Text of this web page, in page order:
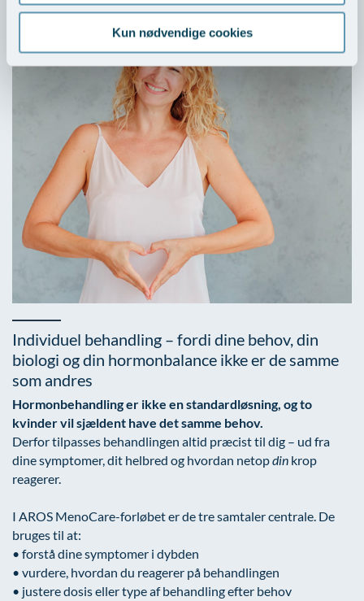
Kun nødvendige cookies
Individuel behandling – fordi dine behov, din
biologi og din hormonbalance ikke er de samme
som andres
Hormonbehandling er ikke en standardløsning, og to
kvinder vil sjældent have det samme behov.
Derfor tilpasses behandlingen altid præcist til dig – ud fra
dine symptomer, dit helbred og hvordan netopdin krop
reagerer.
I AROS MenoCare-forløbet er de tre samtaler centrale. De
bruges til at:
• forstå dine symptomer i dybden
• vurdere, hvordan du reagerer på behandlingen
• justere dosis eller type af behandling efter behov